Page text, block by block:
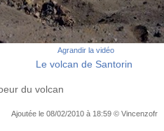
Agrandir la vidéo
Le volcan de Santorin
du volcan
Ajoutée le 08/02/2010 à 18:59 © Vincenzofr